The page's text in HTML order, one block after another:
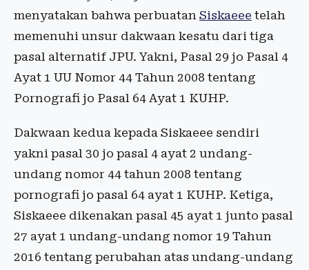
menyatakan bahwa perbuatan Siskaeee telah
memenuhi unsur dakwaan kesatu dari tiga
pasal alternatif JPU. Yakni, Pasal 29 jo Pasal 4
Ayat 1 UU Nomor 44 Tahun 2008 tentang
Pornografi jo Pasal 64 Ayat 1 KUHP.
Dakwaan kedua kepada Siskaeee sendiri
yakni pasal 30 jo pasal 4 ayat 2 undang-
undang nomor 44 tahun 2008 tentang
pornografi jo pasal 64 ayat 1 KUHP. Ketiga,
Siskaeee dikenakan pasal 45 ayat 1 junto pasal
27 ayat 1 undang-undang nomor 19 Tahun
2016 tentang perubahan atas undang-undang